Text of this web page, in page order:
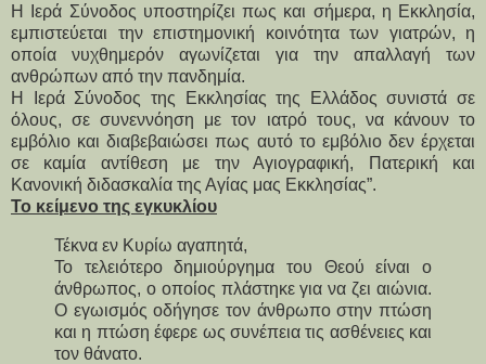
Η Ιερά Σύνοδος υποστηρίζει πως και σήμερα, η Εκκλησία,
εμπιστεύεται την επιστημονική κοινότητα των γιατρών, η
οποία νυχθημερόν αγωνίζεται για την απαλλαγή των
ανθρώπων από την πανδημία.
Η Ιερά Σύνοδος της Εκκλησίας της Ελλάδος συνιστά σε
όλους, σε συνεννόηση με τον ιατρό τους, να κάνουν το
εμβόλιο και διαβεβαιώσει πως αυτό το εμβόλιο δεν έρχεται
σε καμία αντίθεση με την Αγιογραφική, Πατερική και
Κανονική διδασκαλία της Αγίας μας Εκκλησίας”.
Το κείμενο της εγκυκλίου
Τέκνα εν Κυρίω αγαπητά,
Το τελειότερο δημιούργημα του Θεού είναι ο
άνθρωπος, ο οποίος πλάστηκε για να ζει αιώνια.
Ο εγωισμός οδήγησε τον άνθρωπο στην πτώση
και η πτώση έφερε ως συνέπεια τις ασθένειες και
τον θάνατο.